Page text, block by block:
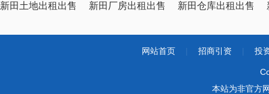
新田土地出租出售 新田厂房出租出售 新田仓库出租出售
网站首页 招商引资 投
本站为非官方